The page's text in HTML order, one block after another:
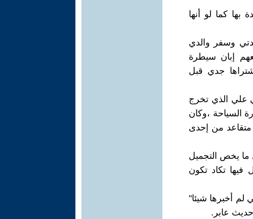
كما لو أنها
وسفر والدي
إبان سيطرة
جدي قبل
علي الذي تخرج
السياحة ،وكان
متقاعد من إحدى
ما يخص التجميل
فيها تكاد تكون
لم أخبرها شيئا"
عابر.